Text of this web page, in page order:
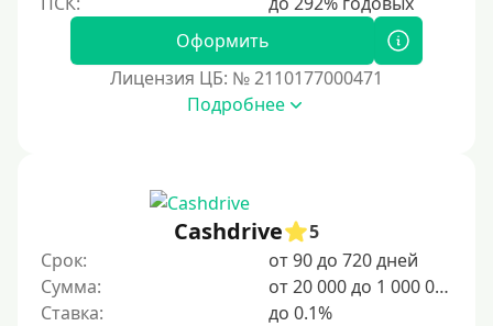
500 руб
1000 руб
5000 руб
6000 руб
Оформить
Лицензия ЦБ: № 2110177000471
Подробнее
Cashdrive
5
Срок:
от 90 до 720 дней
Сумма:
от 20 000 до 1 000 000 ₽
Ставка:
до 0.1%